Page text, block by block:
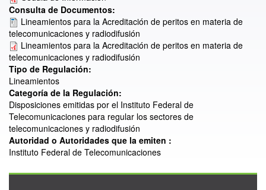
Consulta de Documentos:
Lineamientos para la Acreditación de peritos en materia de
telecomunicaciones y radiodifusión
Lineamientos para la Acreditación de peritos en materia de
telecomunicaciones y radiodifusión
Tipo de Regulación:
Lineamientos
Categoría de la Regulación:
Disposiciones emitidas por el Instituto Federal de
Telecomunicaciones para regular los sectores de
telecomunicaciones y radiodifusión
Autoridad o Autoridades que la emiten :
Instituto Federal de Telecomunicaciones